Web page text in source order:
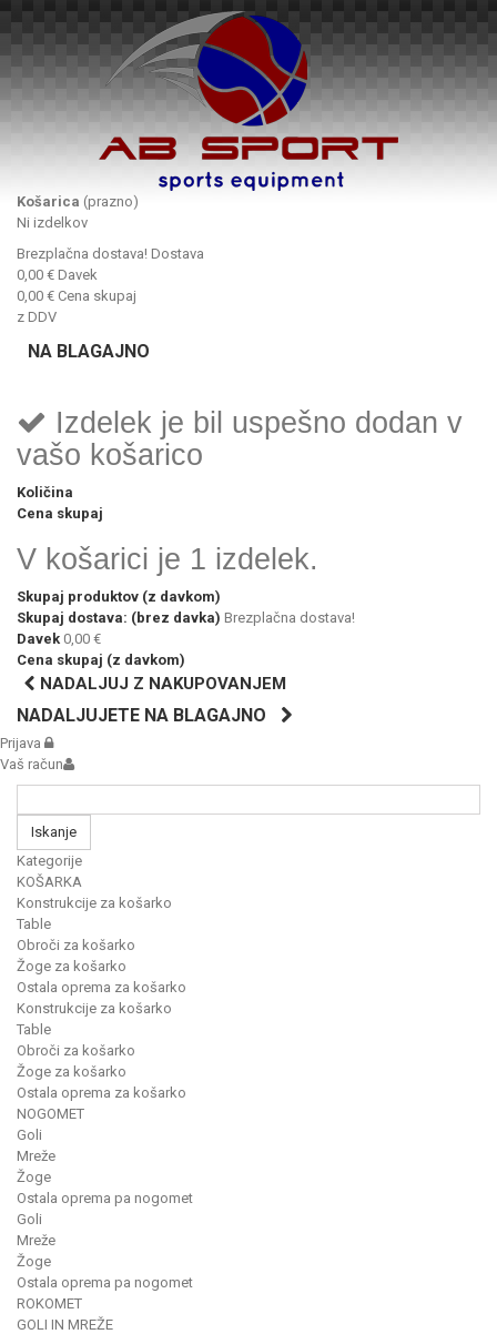
Košarica (prazno)
Ni izdelkov
Brezplačna dostava! Dostava
0,00 € Davek
0,00 € Cena skupaj
z DDV
NA BLAGAJNO
Izdelek je bil uspešno dodan v
vašo košarico
Količina
Cena skupaj
V košarici je 1 izdelek.
Skupaj produktov (z davkom)
Skupaj dostava: (brez davka) Brezplačna dostava!
Davek 0,00 €
Cena skupaj (z davkom)
NADALJUJ Z NAKUPOVANJEM
NADALJUJETE NA BLAGAJNO
Prijava
Vaš račun
Iskanje
Kategorije
KOŠARKA
Konstrukcije za košarko
Table
Obroči za košarko
Žoge za košarko
Ostala oprema za košarko
Konstrukcije za košarko
Table
Obroči za košarko
Žoge za košarko
Ostala oprema za košarko
NOGOMET
Goli
Mreže
Žoge
Ostala oprema pa nogomet
Goli
Mreže
Žoge
Ostala oprema pa nogomet
ROKOMET
GOLI IN MREŽE